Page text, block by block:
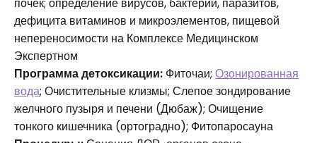
почек; определение вирусов, бактерий, паразитов,
дефицита витаминов и микроэлементов, пищевой
непереносимости на Комплексе Медицинском
Экспертном
Программа детоксикации: Фиточаи; Озонированная
вода; Очистительные клизмы; Слепое зондирование
желчного пузыря и печени (Дюбаж); Очищение
тонкого кишечника (ортоградно); Фитопаросауна